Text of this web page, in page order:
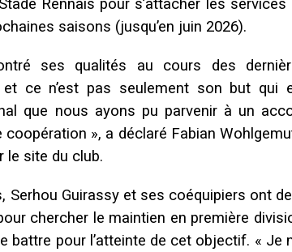
Rennais pour s’attacher les services
saisons (jusqu’en juin 2026).
ses qualités au cours des
ce n’est pas seulement son but qui
que nous ayons pu parvenir à un
», a déclaré Fabian
le site du club.
Serhou Guirassy et ses coéquipiers ont
chercher le maintien en première
battre pour l’atteinte de cet objectif. « Je